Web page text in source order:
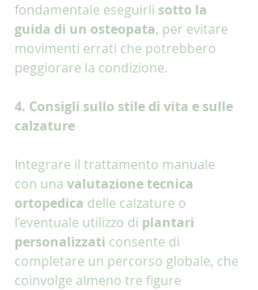
fondamentale eseguirli sotto la
guida di un osteopata, per evitare
movimenti errati che potrebbero
peggiorare la condizione.
4. Consigli sullo stile di vita e sulle
calzature
Integrare il trattamento manuale
con una valutazione tecnica
ortopedica delle calzature o
l’eventuale utilizzo di plantari
personalizzati consente di
completare un percorso globale, che
coinvolge almeno tre figure